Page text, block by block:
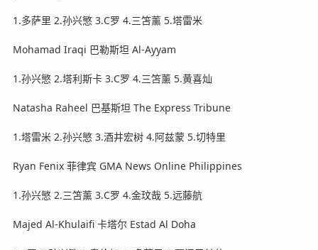
1.多萨里 2.孙兴慜 3.C罗 4.三笘薰 5.塔雷米
Mohamad Iraqi 巴勒斯坦 Al-Ayyam
1.孙兴慜 2.塔利斯卡 3.C罗 4.三笘薰 5.黄喜灿
Natasha Raheel 巴基斯坦 The Express Tribune
1.塔雷米 2.孙兴慜 3.酒井宏树 4.阿兹蒙 5.切特里
Ryan Fenix 菲律宾 GMA News Online Philippines
1.孙兴慜 2.三笘薰 3.C罗 4.金玟哉 5.远藤航
Majed Al-Khulaifi 卡塔尔 Estad Al Doha